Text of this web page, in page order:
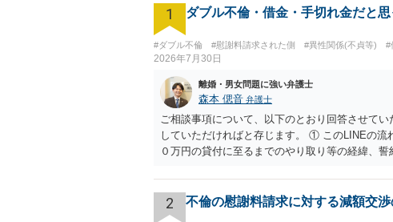
1 ダブル不倫・借金・手切れ金だと
#ダブル不倫 #慰謝料請求された側 #異性関係(不貞等) #
2026年7月30日
離婚・男女問題に強い弁護士
森本 偲音 弁護士
ご相談事項について、以下のとおり回答させて
していただければと存じます。 ① このLINEの流
０万円の貸付に至るまでのやり取り等の経緯、
体的な判断はできませんが、一定の証拠価値は
１００万円は不当利得（受け取る正当な権利が
④ 私は現在、収入も不安定で貯金もなくリボ払
2 不倫の慰謝料請求に対する減額交